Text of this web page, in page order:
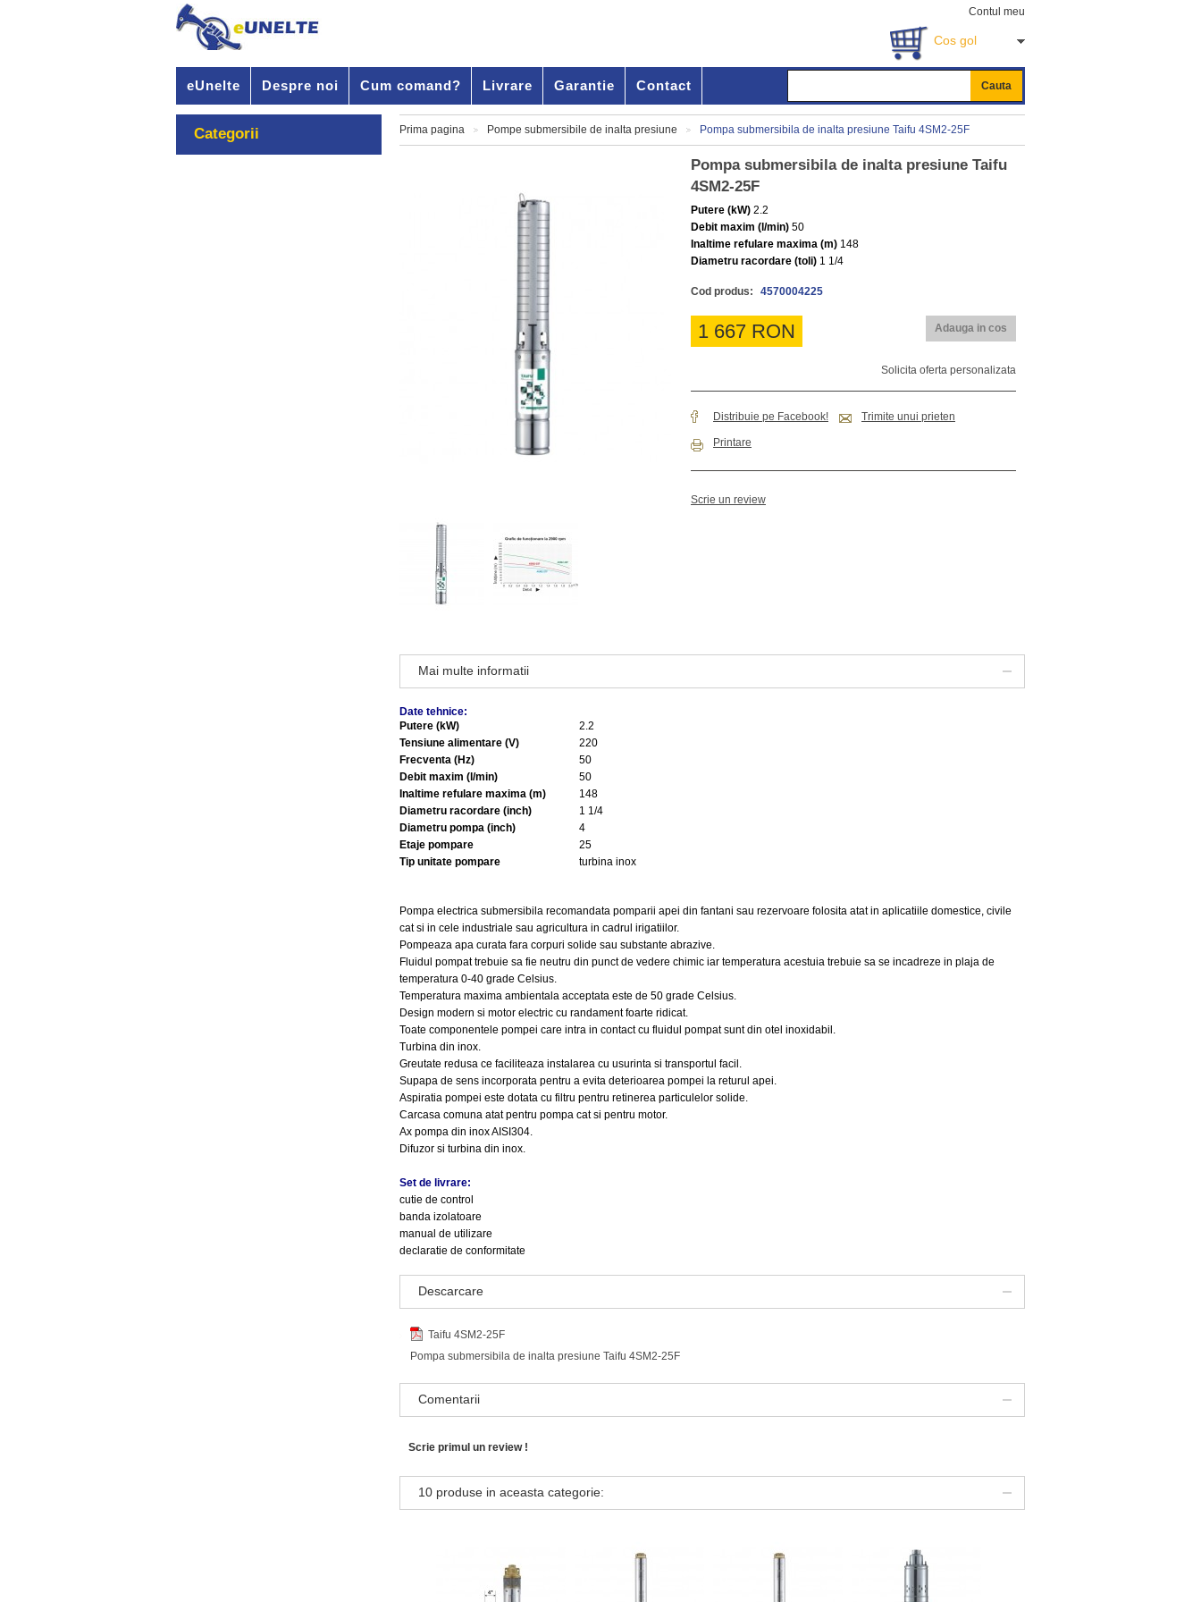
Contul meu
Cos gol
eUnelte Despre noi Cum comand? Livrare Garantie Contact Cauta
Prima pagina
Pompe submersibile de inalta presiune
Pompa submersibila de inalta presiune Taifu 4SM2-25F
Pompa submersibila de inalta presiune Taifu
4SM2-25F
Putere (kW) 2.2
Debit maxim (l/min) 50
Inaltime refulare maxima (m) 148
Diametru racordare (toli) 1 1/4
Cod produs: 4570004225
1 667 RON Adauga in cos
Solicita oferta personalizata
Distribuie pe Facebook! Trimite unui prieten
Printare
Scrie un review
Mai multe informatii
Date tehnice:
Putere (kW)
2.2
Tensiune alimentare (V)
220
Frecventa (Hz)
50
Debit maxim (l/min)
50
Inaltime refulare maxima (m)
148
Diametru racordare (inch)
1 1/4
Diametru pompa (inch)
4
Etaje pompare
25
Tip unitate pompare
turbina inox
Pompa electrica submersibila recomandata pomparii apei din fantani sau rezervoare folosita atat in aplicatiile domestice, civile
cat si in cele industriale sau agricultura in cadrul irigatiilor.
Pompeaza apa curata fara corpuri solide sau substante abrazive.
Fluidul pompat trebuie sa fie neutru din punct de vedere chimic iar temperatura acestuia trebuie sa se incadreze in plaja de
temperatura 0-40 grade Celsius.
Temperatura maxima ambientala acceptata este de 50 grade Celsius.
Design modern si motor electric cu randament foarte ridicat.
Toate componentele pompei care intra in contact cu fluidul pompat sunt din otel inoxidabil.
Turbina din inox.
Greutate redusa ce faciliteaza instalarea cu usurinta si transportul facil.
Supapa de sens incorporata pentru a evita deterioarea pompei la returul apei.
Aspiratia pompei este dotata cu filtru pentru retinerea particulelor solide.
Carcasa comuna atat pentru pompa cat si pentru motor.
Ax pompa din inox AISI304.
Difuzor si turbina din inox.
Set de livrare:
cutie de control
banda izolatoare
manual de utilizare
declaratie de conformitate
Descarcare
Taifu 4SM2-25F
Pompa submersibila de inalta presiune Taifu 4SM2-25F
Comentarii
Scrie primul un review !
10 produse in aceasta categorie:
Categorii